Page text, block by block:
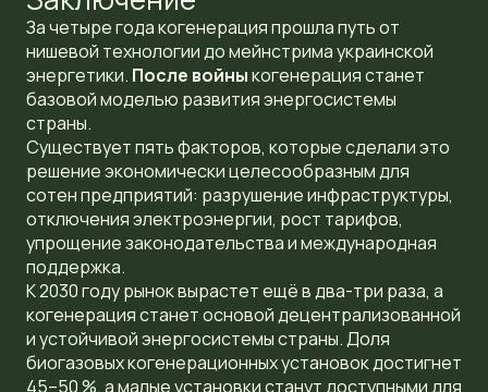
За четыре года когенерация прошла путь от
нишевой технологии до мейнстрима украинской
энергетики. После войныкогенерация станет
базовой моделью развития энергосистемы
страны.
Существует пять факторов, которые сделали это
решение экономически целесообразным для
сотен предприятий: разрушение инфраструктуры,
отключения электроэнергии, рост тарифов,
упрощение законодательства и международная
поддержка.
К 2030 году рынок вырастет ещё в два-три раза, а
когенерация станет основой децентрализованной
и устойчивой энергосистемы страны. Доля
биогазовых когенерационных установок достигнет
45–50 %, а малые установки станут доступными для